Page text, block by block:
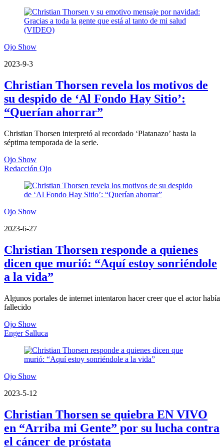
Ojo Show
2023-9-3
Christian Thorsen revela los motivos de
su despido de ‘Al Fondo Hay Sitio’:
“Querían ahorrar”
Christian Thorsen interpretó al recordado ‘Platanazo’ hasta la
séptima temporada de la serie.
Ojo Show
Redacción Ojo
Ojo Show
2023-6-27
Christian Thorsen responde a quienes
dicen que murió: “Aquí estoy sonriéndole
a la vida”
Algunos portales de internet intentaron hacer creer que el actor había
fallecido
Ojo Show
Enger Salluca
Ojo Show
2023-5-12
Christian Thorsen se quiebra EN VIVO
en “Arriba mi Gente” por su lucha contra
el cáncer de próstata